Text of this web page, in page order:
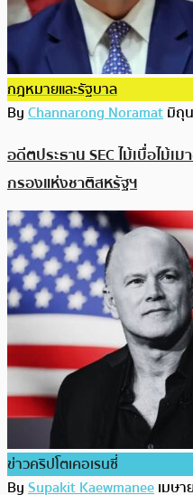
กฎหมายและรัฐบาล
ByChannarong Noramatมิถุ
อดีตประธาน SEC ไม้เบื่อไม้
กรองแห่งชาติสหรัฐฯ
ข่าวคริปโตเคอเรนซี่
BySupakit Kaewmaneeเมษ